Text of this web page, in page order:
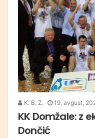
K. B. Z. 19. avgust,
KK Domžale: z
Dončić